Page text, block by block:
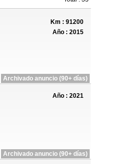
Km : 91200
Año : 2015
Archivado anuncio (90+ días)
Año : 2021
Archivado anuncio (90+ días)